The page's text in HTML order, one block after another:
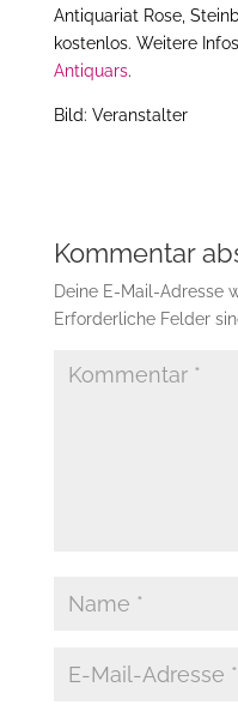
Antiquariat Rose,
kostenlos. Weitere
Antiquars.
Bild: Veranstalter
Kommentar
Deine E-Mail-Adresse
Erforderliche Felder